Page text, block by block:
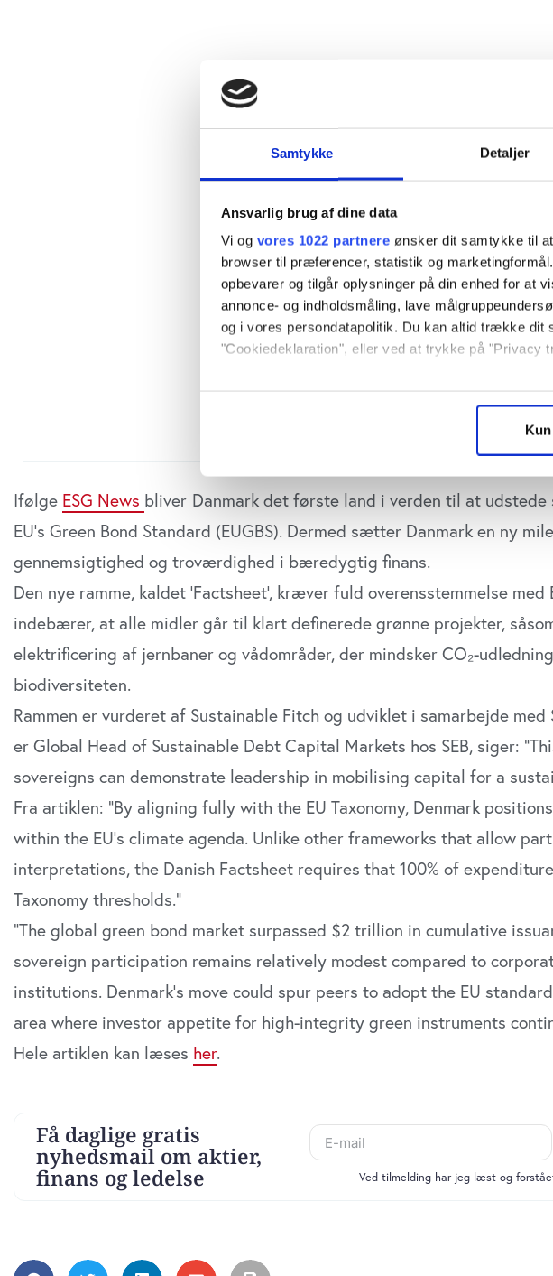
Samtykke Detaljer
Ansvarlig brug af dine data
Vi og vores 1022 partnere ønsker dit samtykke til
browser til præferencer, statistik og
opbevarer og tilgår oplysninger på din enhed for at
annonce- og indholdsmåling, lave
og i vores persondatapolitik. Du kan altid trække
"Cookiedeklaration", eller ved at trykke på "Privacy
Hvis du tillader det, vil vi også gerne:
Identificere din enhed baseret på en
Vi bruger cookies til at tilpasse vores indhold og
vores trafik. Vi deler også oplysninger om din brug
annonceringspartnere og analysepartnere. Vores
dem, eller som de har indsamlet fra din brug af
anvende vores hjemmeside.
Ifølge ESG News bliver Danmark det første land i verden til at
EU’s Green Bond Standard (EUGBS). Dermed sætter Danmark en ny
gennemsigtighed og troværdighed i bæredygtig finans.
Den nye ramme, kaldet ‘Factsheet’, kræver fuld overensstemmelse med
indebærer, at alle midler går til klart definerede grønne projekter,
elektrificering af jernbaner og vådområder, der mindsker CO₂-
biodiversiteten.
Rammen er vurderet af Sustainable Fitch og udviklet i samarbejde med
er Global Head of Sustainable Debt Capital Markets hos SEB, siger:
sovereigns can demonstrate leadership in mobilising capital for a
Fra artiklen: “By aligning fully with the EU Taxonomy, Denmark
within the EU’s climate agenda. Unlike other frameworks that allow
interpretations, the Danish Factsheet requires that 100% of
Taxonomy thresholds.”
“The global green bond market surpassed $2 trillion in cumulative
sovereign participation remains relatively modest compared to
institutions. Denmark’s move could spur peers to adopt the EU
area where investor appetite for high-integrity green instruments
Hele artiklen kan læses her.